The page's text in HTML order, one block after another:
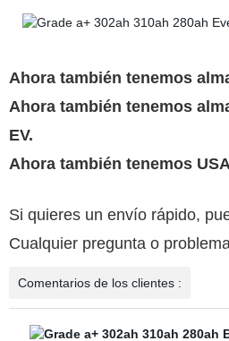
Ahora también tenemos
Ahora también tenemos
EV.
Ahora también tenemos
Si quieres un envío rápido,
Cualquier pregunta o
Comentarios de los clientes :